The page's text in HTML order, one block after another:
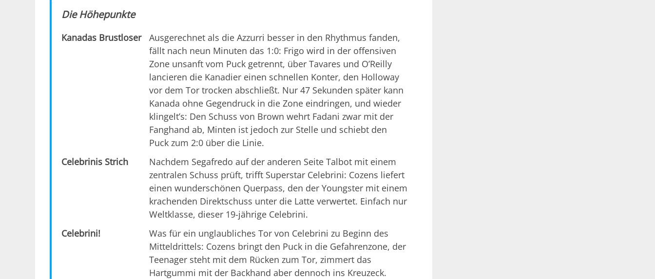
Die Höhepunkte
Kanadas Brustloser
Ausgerechnet als die Azzurri besser in den Rhythmus fanden,
fällt nach neun Minuten das 1:0: Frigo wird in der offensiven
Zone unsanft vom Puck getrennt, über Tavares und O’Reilly
lancieren die Kanadier einen schnellen Konter, den Holloway
vor dem Tor trocken abschließt. Nur 47 Sekunden später kann
Kanada ohne Gegendruck in die Zone eindringen, und wieder
klingelt’s: Den Schuss von Brown wehrt Fadani zwar mit der
Fanghand ab, Minten ist jedoch zur Stelle und schiebt den
Puck zum 2:0 über die Linie.
Celebrinis Strich
Nachdem Segafredo auf der anderen Seite Talbot mit einem
zentralen Schuss prüft, trifft Superstar Celebrini: Cozens liefert
einen wunderschönen Querpass, den der Youngster mit einem
krachenden Direktschuss unter die Latte verwertet. Einfach nur
Weltklasse, dieser 19-jährige Celebrini.
Celebrini!
Was für ein unglaubliches Tor von Celebrini zu Beginn des
Mitteldrittels: Cozens bringt den Puck in die Gefahrenzone, der
Teenager steht mit dem Rücken zum Tor, zimmert das
Hartgummi mit der Backhand aber dennoch ins Kreuzeck.